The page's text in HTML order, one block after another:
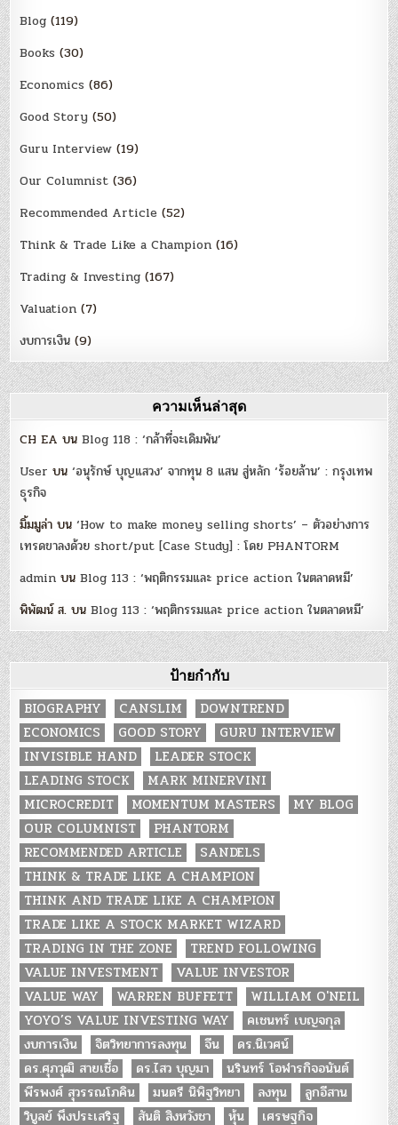
Blog (119)
Books (30)
Economics (86)
Good Story (50)
Guru Interview (19)
Our Columnist (36)
Recommended Article (52)
Think & Trade Like a Champion (16)
Trading & Investing (167)
Valuation (7)
งบการเงิน (9)
ความเห็นล่าสุด
CH EA บนBlog 118 : ‘กล้าที่จะเดิมพัน’
User บน‘อนุรักษ์ บุญแสวง’ จากทุน 8 แสน สู่หลัก ‘ร้อยล้าน’ : กรุงเทพ
ธุรกิจ
มิ้มมูล่า บน‘How to make money selling shorts’ – ตัวอย่างการ
เทรดขาลงด้วย short/put [Case Study] : โดย PHANTORM
admin บนBlog 113 : ‘พฤติกรรมและ price action ในตลาดหมี’
พิพัฒน์ ส. บนBlog 113 : ‘พฤติกรรมและ price action ในตลาดหมี’
ป้ายกำกับ
BIOGRAPHY CANSLIM
DOWNTREND
ECONOMICS
GOOD STORY
GURU INTERVIEW
INVISIBLE HAND
LEADER STOCK
LEADING STOCK
MARK MINERVINI
MICROCREDIT
MOMENTUM MASTERS
MY BLOG
OUR COLUMNIST
PHANTORM
RECOMMENDED ARTICLE
SANDELS
THINK & TRADE LIKE A CHAMPION
THINK AND TRADE LIKE A CHAMPION
TRADE LIKE A STOCK MARKET WIZARD
TRADING IN THE ZONE
TREND FOLLOWING
VALUE INVESTMENT
VALUE INVESTOR
VALUE WAY
WARREN BUFFETT
WILLIAM O'NEIL
YOYO’S VALUE INVESTING WAY
คเชนทร์ เบญจกุล
งบการเงิน
จิตวิทยาการลงทุน จีน
ดร.นิเวศน์
ดร.ศุภวุฒิ สายเชื้อ
ดร.ไสว บุญมา
นรินทร์ โอฬารกิจอนันต์
พีรพงศ์ สุวรรณโภคิน
มนตรี นิพิฐวิทยา ลงทุน
ลูกอีสาน
วิบูลย์ พึงประเสริฐ
สันติ สิงหวังชา หุ้น เศรษฐกิจ